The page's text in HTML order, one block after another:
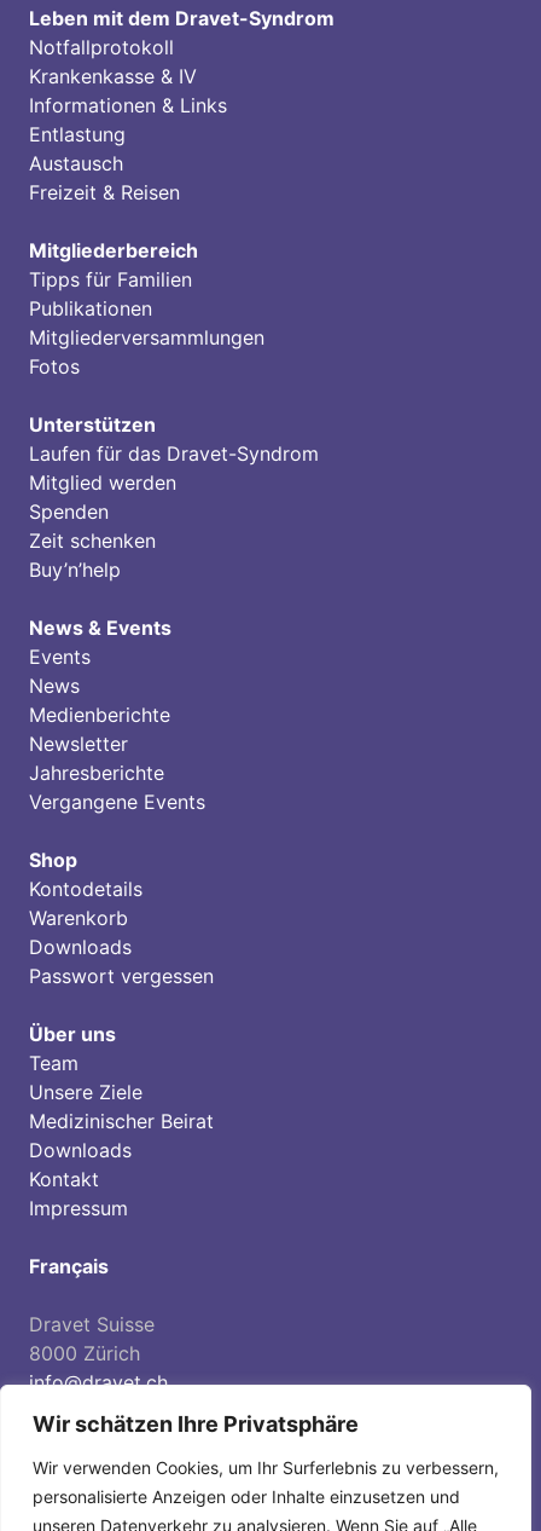
Wir schätzen Ihre Privatsphäre
Wir verwenden Cookies, um Ihr Surferlebnis zu verbessern,
personalisierte Anzeigen oder Inhalte einzusetzen und
unseren Datenverkehr zu analysieren. Wenn Sie auf „Alle
Leben mit dem Dravet-Syndrom
Notfallprotokoll
Krankenkasse & IV
Informationen & Links
Entlastung
Austausch
Freizeit & Reisen
Mitgliederbereich
Tipps für Familien
Publikationen
Mitgliederversammlungen
Fotos
Unterstützen
Laufen für das Dravet-Syndrom
Mitglied werden
Spenden
Zeit schenken
Buy’n’help
News & Events
Events
News
Medienberichte
Newsletter
Jahresberichte
Vergangene Events
Shop
Kontodetails
Warenkorb
Downloads
Passwort vergessen
Über uns
Team
Unsere Ziele
Medizinischer Beirat
Downloads
Kontakt
Impressum
Français
Dravet Suisse
8000 Zürich
info@dravet.ch
Spendenkonto:
IBAN CH36 0900 0000 8559 9491 3